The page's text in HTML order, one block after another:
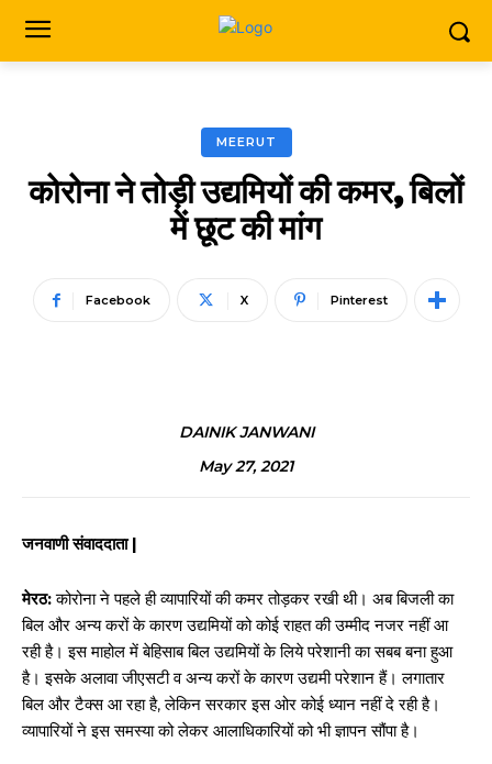
MEERUT
कोरोना ने तोड़ी उद्यमियों की कमर, बिलों
में छूट की मांग
Facebook X Pinterest
DAINIK JANWANI
May 27, 2021
जनवाणी संवाददाता |
मेरठ:कोरोना ने पहले ही व्यापारियों की कमर तोड़कर रखी थी। अब बिजली का
बिल और अन्य करों के कारण उद्यमियों को कोई राहत की उम्मीद नजर नहीं आ
रही है। इस माहोल में बेहिसाब बिल उद्यमियों के लिये परेशानी का सबब बना हुआ
है। इसके अलावा जीएसटी व अन्य करों के कारण उद्यमी परेशान हैं। लगातार
बिल और टैक्स आ रहा है, लेकिन सरकार इस ओर कोई ध्यान नहीं दे रही है।
व्यापारियों ने इस समस्या को लेकर आलाधिकारियों को भी ज्ञापन सौंपा है।